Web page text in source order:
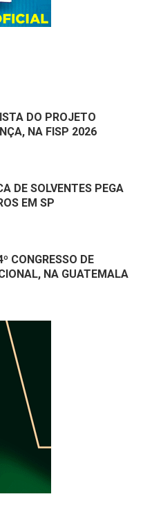
DO PROJETO
NA FISP 2026
DE SOLVENTES PEGA
EM SP
CONGRESSO DE
NA GUATEMALA